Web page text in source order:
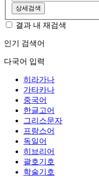
상세검색
결과 내 재검색
인기 검색어
다국어 입력
히라가나
가타카나
중국어
한글고어
그리스문자
프랑스어
독일어
히브리어
괄호기호
학술기호